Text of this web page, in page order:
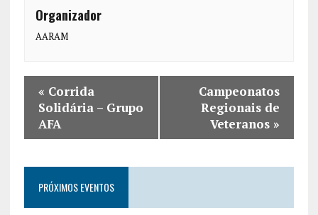
Organizador
AARAM
« Corrida
Solidária – Grupo
AFA
Campeonatos
Regionais de
Veteranos »
PRÓXIMOS EVENTOS